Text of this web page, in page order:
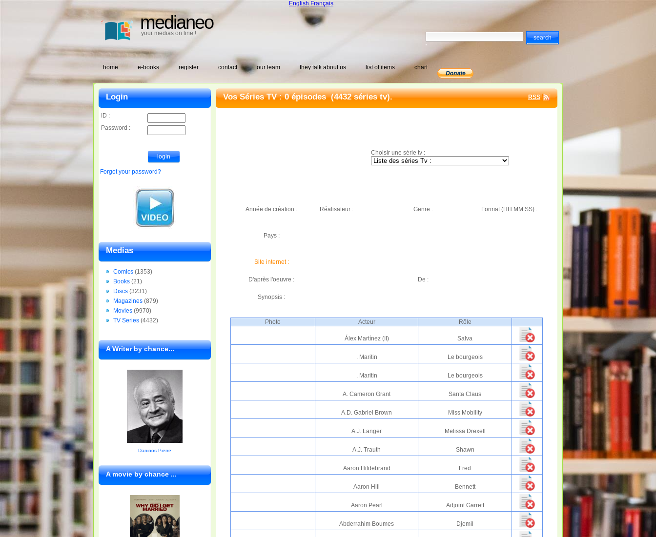
medianeo
your medias on line !
English Français
home e-books register contact our team they talk about us list of items chart
Vos Séries TV : 0 épisodes (4432 séries tv). RSS
Choisir une série tv :
Année de création : Réalisateur : Genre : Format (HH:MM:SS) :
Pays :
Site internet :
D'après l'oeuvre : De :
Synopsis :
Photo Acteur Rôle
Álex Martínez (II) Salva
. Maritin Le bourgeois
. Maritin Le bourgeois
A. Cameron Grant Santa Claus
A.D. Gabriel Brown Miss Mobility
A.J. Langer Melissa Drexell
A.J. Trauth Shawn
Aaron Hildebrand Fred
Aaron Hill Bennett
Aaron Pearl Adjoint Garrett
Abderrahim Boumes Djemil
Login
ID :
Password :
Forgot your password?
Medias
Comics (1353)
Books (21)
Discs (3231)
Magazines (879)
Movies (9970)
TV Series (4432)
A Writer by chance...
Daninos Pierre
A movie by chance ...